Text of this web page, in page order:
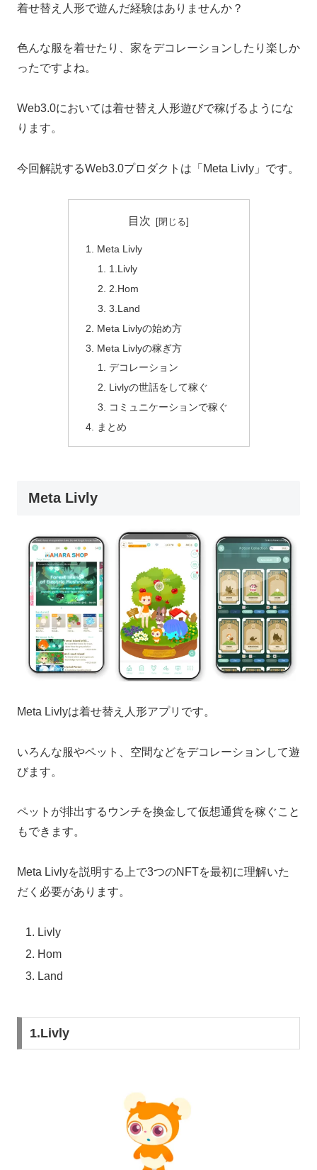
着せ替え人形で遊んだ経験はありませんか？
色んな服を着せたり、家をデコレーションしたり楽しか
ったですよね。
Web3.0においては着せ替え人形遊びで稼げるようにな
ります。
今回解説するWeb3.0プロダクトは「Meta Livly」です。
目次
Meta Livly
1.Livly
2.Hom
3.Land
Meta Livlyの始め方
Meta Livlyの稼ぎ方
デコレーション
Livlyの世話をして稼ぐ
コミュニケーションで稼ぐ
まとめ
Meta Livly
Meta Livlyは着せ替え人形アプリです。
いろんな服やペット、空間などをデコレーションして遊
びます。
ペットが排出するウンチを換金して仮想通貨を稼ぐこと
もできます。
Meta Livlyを説明する上で3つのNFTを最初に理解いた
だく必要があります。
Livly
Hom
Land
1.Livly